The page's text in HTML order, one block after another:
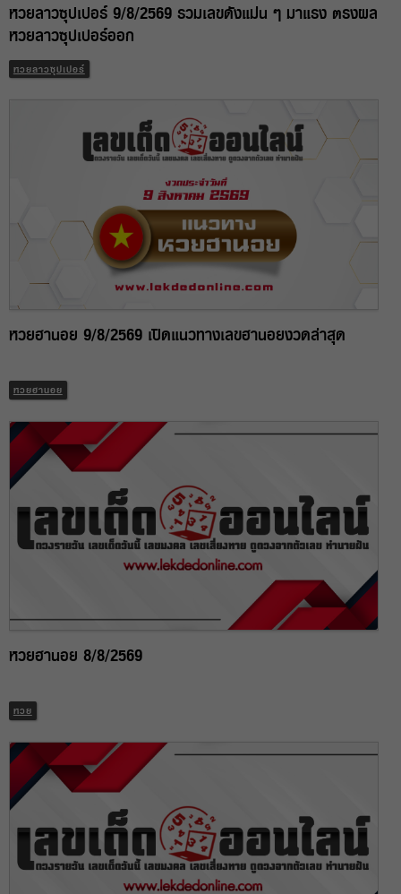
หวยลาวซุปเปอร์ 9/8/2569 รวมเลขดังแม่น ๆ มาแรง ตรงผล
หวยลาวซุปเปอร์ออก
หวยลาวซุปเปอร์
หวยฮานอย 9/8/2569 เปิดแนวทางเลขฮานอยงวดล่าสุด
หวยฮานอย
หวยฮานอย 8/8/2569
หวย